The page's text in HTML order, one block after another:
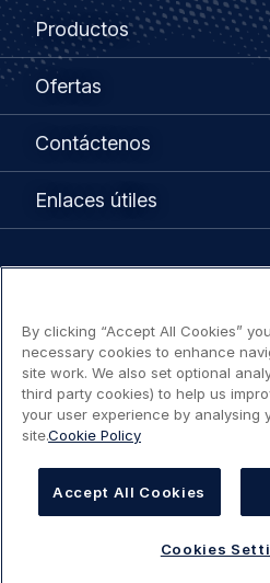
Footer
menu
Productos
Ofertas
Contáctenos
Enlaces útiles
navigation
Aviso legal / Términos de uso
Declaración de accesibilidad
Cookies Settings
By clicking “Accept All Cookies”
necessary cookies to enhance
site work. We also set optional
third party cookies) to help us
your user experience by analysing
site.Cookie Policy
Accept All Cookies
Cookies